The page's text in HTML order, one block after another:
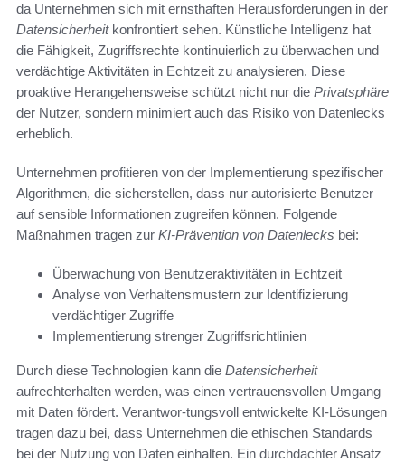
da Unternehmen sich mit ernsthaften Herausforderungen in der
Datensicherheitkonfrontiert sehen. Künstliche Intelligenz hat
die Fähigkeit, Zugriffsrechte kontinuierlich zu überwachen und
verdächtige Aktivitäten in Echtzeit zu analysieren. Diese
proaktive Herangehensweise schützt nicht nur die Privatsphäre
der Nutzer, sondern minimiert auch das Risiko von Datenlecks
erheblich.
Unternehmen profitieren von der Implementierung spezifischer
Algorithmen, die sicherstellen, dass nur autorisierte Benutzer
auf sensible Informationen zugreifen können. Folgende
Maßnahmen tragen zur KI-Prävention von Datenlecks bei:
Überwachung von Benutzeraktivitäten in Echtzeit
Analyse von Verhaltensmustern zur Identifizierung
verdächtiger Zugriffe
Implementierung strenger Zugriffsrichtlinien
Durch diese Technologien kann die Datensicherheit
aufrechterhalten werden, was einen vertrauensvollen Umgang
mit Daten fördert. Verantwor-tungsvoll entwickelte KI-Lösungen
tragen dazu bei, dass Unternehmen die ethischen Standards
bei der Nutzung von Daten einhalten. Ein durchdachter Ansatz